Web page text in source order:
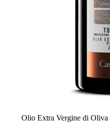
Olio Extra Vergine di